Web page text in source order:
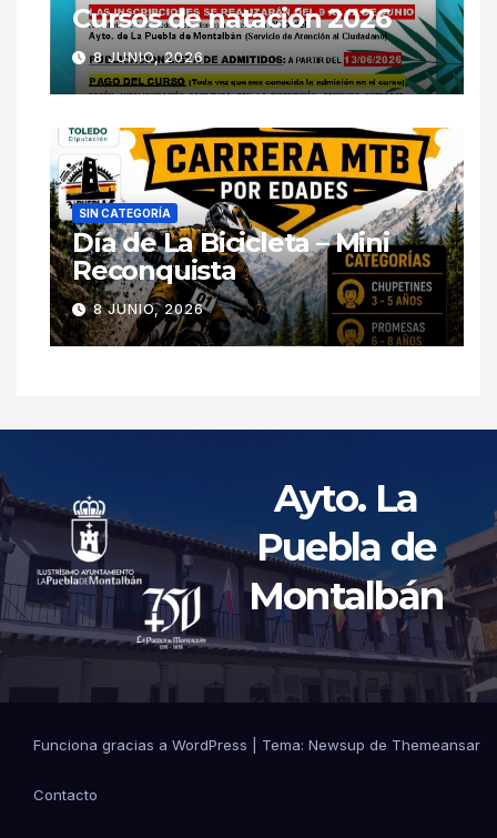
Cursos de natación 2026
8 JUNIO, 2026
SIN CATEGORÍA
Día de La Bicicleta – Mini
Reconquista
8 JUNIO, 2026
Ayto. La
Puebla de
Montalbán
Funciona gracias a WordPress Tema: Newsup de Themeansar
Contacto